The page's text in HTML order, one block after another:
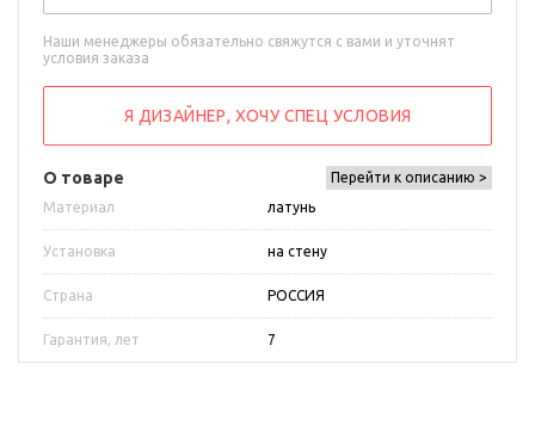
О товаре
Перейти к описанию >
Материал
латунь
Установка на стену
Страна РОССИЯ
Гарантия, лет 7
Наши менеджеры обязательно свяжутся с вами и уточнят
условия заказа
Я ДИЗАЙНЕР, ХОЧУ СПЕЦ УСЛОВИЯ